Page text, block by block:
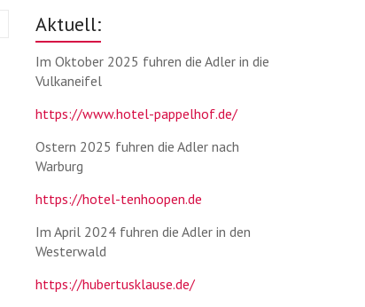
Aktuell:
Im Oktober 2025 fuhren die Adler in die
Vulkaneifel
https://www.hotel-pappelhof.de/
Ostern 2025 fuhren die Adler nach
Warburg
https://hotel-tenhoopen.de
Im April 2024 fuhren die Adler in den
Westerwald
https://hubertusklause.de/